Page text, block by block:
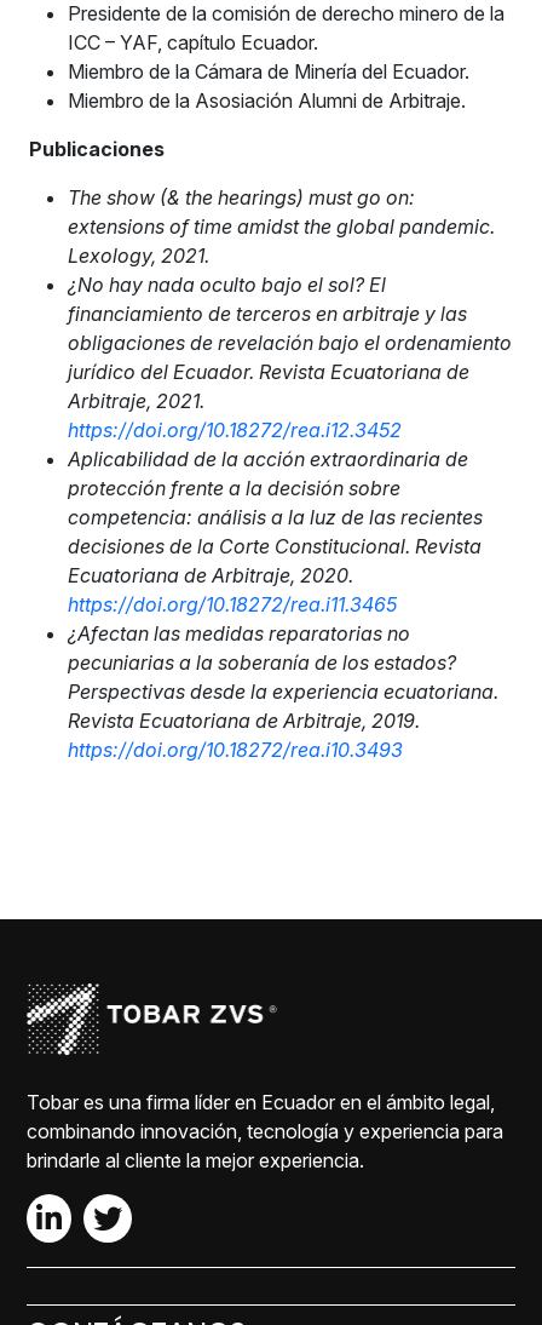
Presidente de la comisión de derecho minero de la
ICC – YAF, capítulo Ecuador.
Miembro de la Cámara de Minería del Ecuador.
Miembro de la Asosiación Alumni de Arbitraje.
Publicaciones
The show (& the hearings) must go on:
extensions of time amidst the global pandemic.
Lexology, 2021.
¿No hay nada oculto bajo el sol? El
financiamiento de terceros en arbitraje y las
obligaciones de revelación bajo el ordenamiento
jurídico del Ecuador. Revista Ecuatoriana de
Arbitraje, 2021.
https://doi.org/10.18272/rea.i12.3452
Aplicabilidad de la acción extraordinaria de
protección frente a la decisión sobre
competencia: análisis a la luz de las recientes
decisiones de la Corte Constitucional. Revista
Ecuatoriana de Arbitraje, 2020.
https://doi.org/10.18272/rea.i11.3465
¿Afectan las medidas reparatorias no
pecuniarias a la soberanía de los estados?
Perspectivas desde la experiencia ecuatoriana.
Revista Ecuatoriana de Arbitraje, 2019.
https://doi.org/10.18272/rea.i10.3493
Tobar es una firma líder en Ecuador en el ámbito legal,
combinando innovación, tecnología y experiencia para
brindarle al cliente la mejor experiencia.